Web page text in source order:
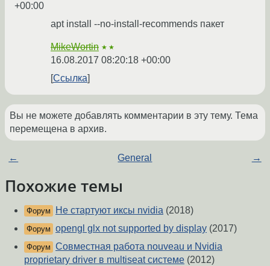
+00:00
apt install --no-install-recommends пакет
MikeWortin ★★
16.08.2017 08:20:18 +00:00
Ссылка
Вы не можете добавлять комментарии в эту тему. Тема
перемещена в архив.
← General →
Похожие темы
Форум Не стартуют иксы nvidia (2018)
Форум opengl glx not supported by display (2017)
Форум Совместная работа nouveau и Nvidia
proprietary driver в multiseat системе (2012)